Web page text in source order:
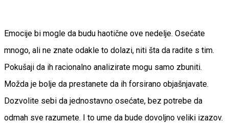
Emocije bi mogle da budu haotične ove nedelje. Osećate
mnogo, ali ne znate odakle to dolazi, niti šta da radite s tim.
Pokušaji da ih racionalno analizirate mogu samo zbuniti.
Možda je bolje da prestanete da ih forsirano objašnjavate.
Dozvolite sebi da jednostavno osećate, bez potrebe da
odmah sve razumete. I to ume da bude dovoljno veliki izazov.